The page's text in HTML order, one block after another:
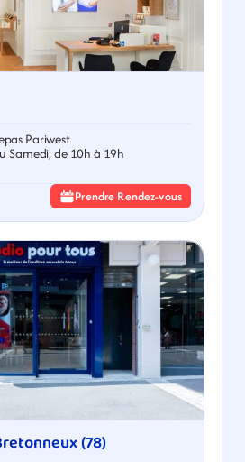
Pariwest
Samedi, de 10h à 19h
Prendre Rendez-vous
(78)